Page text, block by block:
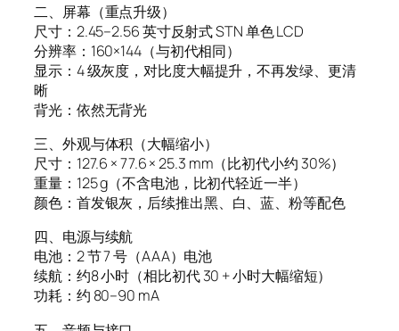
二、屏幕（重点升级）
尺寸：2.45–2.56 英寸反射式 STN 单色 LCD
分辨率：160×144（与初代相同）
显示：4 级灰度，对比度大幅提升，不再发绿、更清
晰
背光：依然无背光
三、外观与体积（大幅缩小）
尺寸：127.6 × 77.6 × 25.3 mm（比初代小约 30%）
重量：125 g（不含电池，比初代轻近一半）
颜色：首发银灰，后续推出黑、白、蓝、粉等配色
四、电源与续航
电池：2 节 7 号（AAA）电池
续航：约8 小时（相比初代 30 + 小时大幅缩短）
功耗：约 80–90 mA